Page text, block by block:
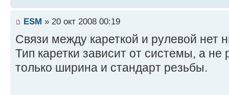
ESM » 20 окт 2008 00:19
Связи между кареткой и рулевой нет
Тип каретки зависит от системы, а
только ширина и стандарт резьбы.